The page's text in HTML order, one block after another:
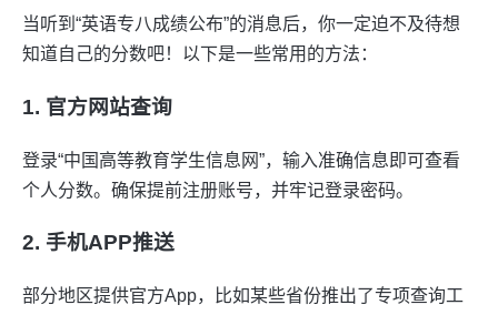
当听到“英语专八成绩公布”的消息后，你一定迫不及待想
知道自己的分数吧！以下是一些常用的方法：
1. 官方网站查询
登录“中国高等教育学生信息网”，输入准确信息即可查看
个人分数。确保提前注册账号，并牢记登录密码。
2. 手机APP推送
部分地区提供官方App，比如某些省份推出了专项查询工